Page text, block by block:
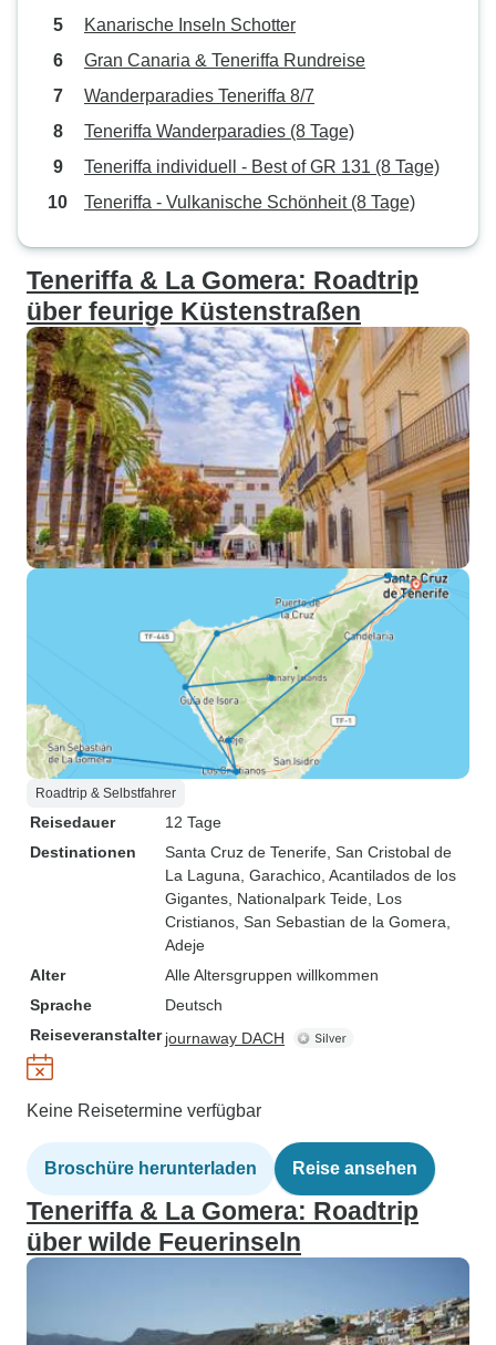
Kanarische Inseln Schotter
Gran Canaria & Teneriffa Rundreise
Wanderparadies Teneriffa 8/7
Teneriffa Wanderparadies (8 Tage)
Teneriffa individuell - Best of GR 131 (8 Tage)
Teneriffa - Vulkanische Schönheit (8 Tage)
Teneriffa & La Gomera: Roadtrip
über feurige Küstenstraßen
Roadtrip & Selbstfahrer
Reisedauer
12 Tage
Destinationen
Santa Cruz de Tenerife , San Cristobal de
La Laguna , Garachico , Acantilados de los
Gigantes , Nationalpark Teide , Los
Cristianos , San Sebastian de la Gomera
Adeje
Alter
Alle Altersgruppen willkommen
Sprache
Deutsch
Reiseveranstalter journaway DACH
Keine Reisetermine verfügbar
Broschüre herunterladen Reise ansehen
Teneriffa & La Gomera: Roadtrip
über wilde Feuerinseln